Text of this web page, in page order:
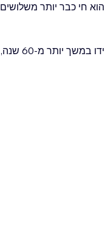
חי כבר יותר משלושים
הערב הזה, באווירה מיוחדת ואינטימית, איגור מירונוביץ' יקרא את מיטב ה"גאריקים" שלו, שנכתבו על ידו במשך יותר מ-60 שנה,